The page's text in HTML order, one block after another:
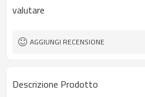
valutare
AGGIUNGI RECENSIONE
Descrizione Prodotto